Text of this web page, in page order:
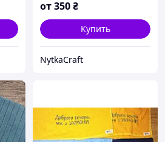
от350₴
Купить
NytkaCraft